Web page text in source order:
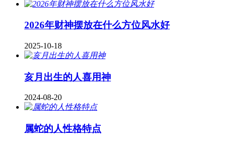
2026年财神摆放在什么方位风水好
2025-10-18
亥月出生的人喜用神
2024-08-20
属蛇的人性格特点